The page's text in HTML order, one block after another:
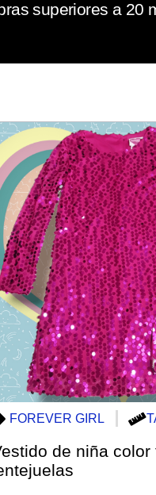
superiores a 20
FOREVER GIRL
de niña color